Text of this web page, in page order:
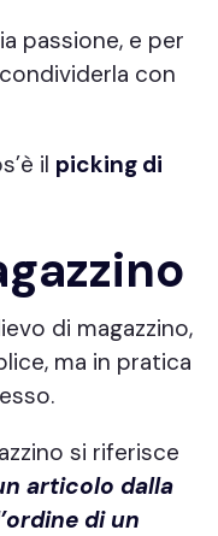
passione, e per
con
il picking di
di magazzino,
ma in pratica
si riferisce
articolo dalla
di un